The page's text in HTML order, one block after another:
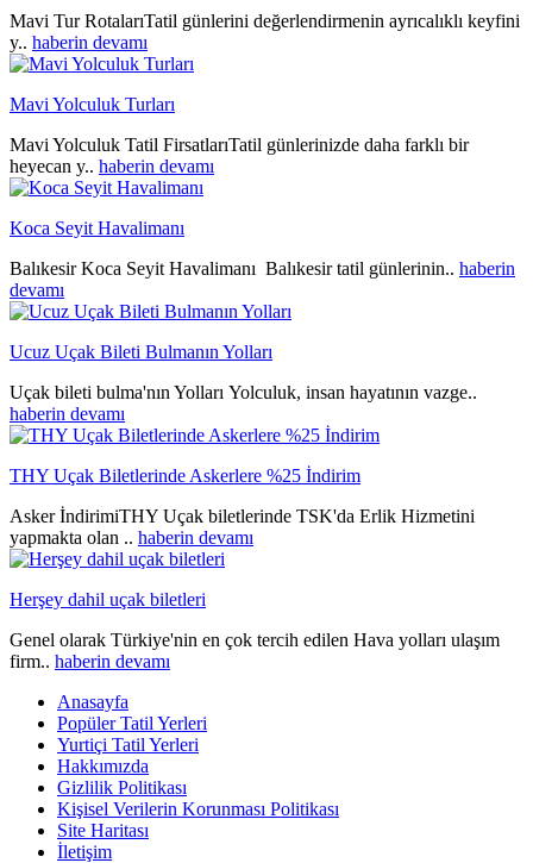
Mavi Tur RotalarıTatil günlerini değerlendirmenin ayrıcalıklı keyfini
y.. haberin devamı
Mavi Yolculuk Turları
Mavi Yolculuk Tatil FirsatlarıTatil günlerinizde daha farklı bir
heyecan y.. haberin devamı
Koca Seyit Havalimanı
Balıkesir Koca Seyit Havalimanı Balıkesir tatil günlerinin.. haberin
devamı
Ucuz Uçak Bileti Bulmanın Yolları
Uçak bileti bulma'nın Yolları Yolculuk, insan hayatının vazge..
haberin devamı
THY Uçak Biletlerinde Askerlere %25 İndirim
Asker İndirimiTHY Uçak biletlerinde TSK'da Erlik Hizmetini
yapmakta olan .. haberin devamı
Herşey dahil uçak biletleri
Genel olarak Türkiye'nin en çok tercih edilen Hava yolları ulaşım
firm.. haberin devamı
Anasayfa
Popüler Tatil Yerleri
Yurtiçi Tatil Yerleri
Hakkımızda
Gizlilik Politikası
Kişisel Verilerin Korunması Politikası
Site Haritası
İletişim